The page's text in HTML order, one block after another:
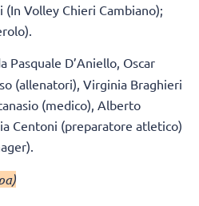
(In Volley Chieri Cambiano);
Pasquale D’Aniello, Oscar
(allenatori), Virginia Braghieri
(medico), Alberto
Centoni (preparatore atletico)